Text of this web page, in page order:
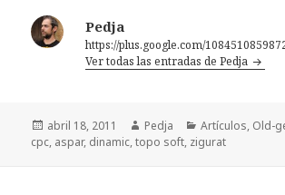
Pedja
https://plus.google.com/
Ver todas las entradas de Pedja
Publicado
el
abril 18, 2011 Autor
Pedja Categorías
Artículos, Old-
cpc, aspar, dinamic,topo soft, zigurat